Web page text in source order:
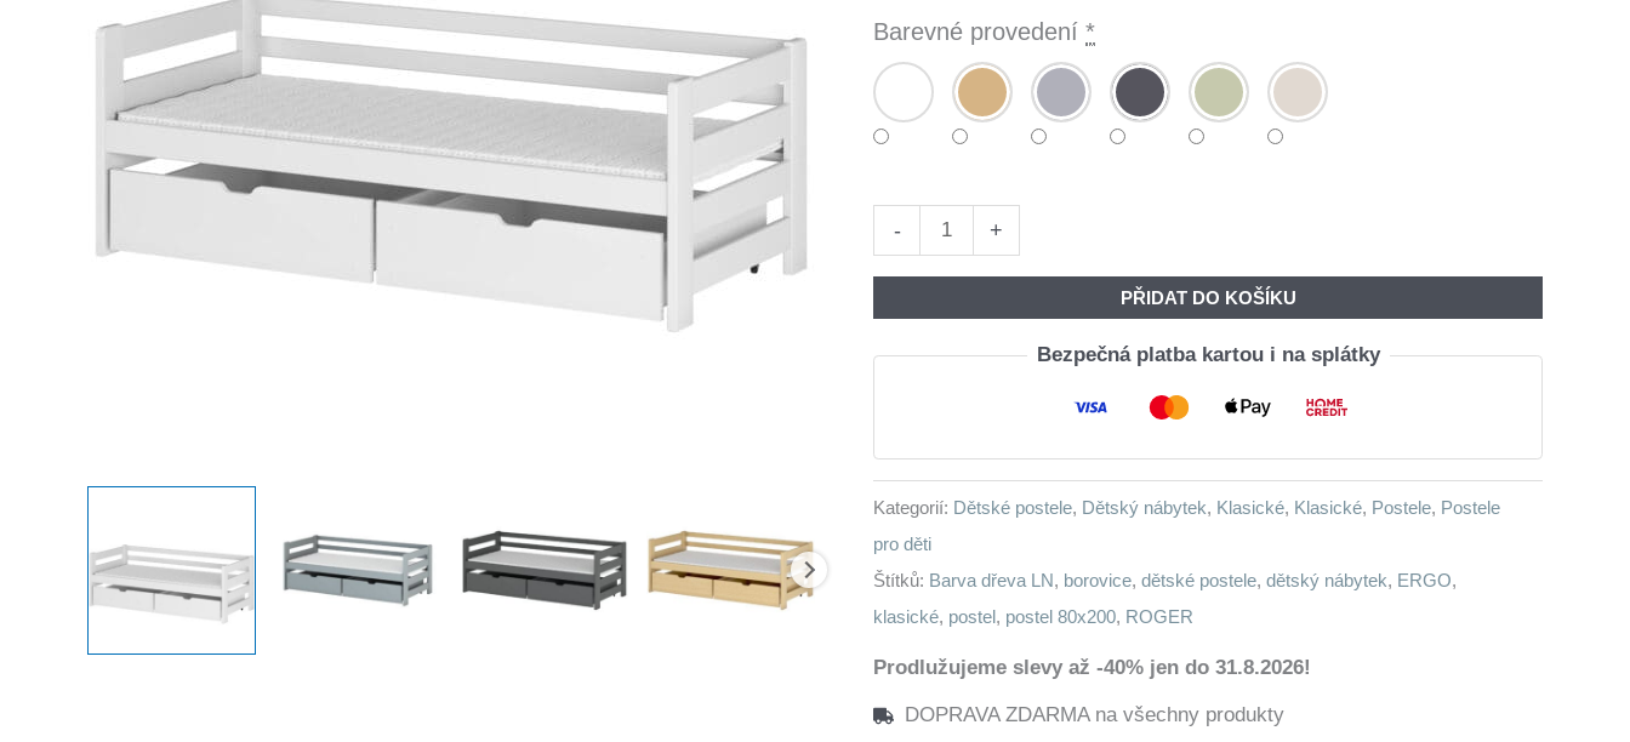
Barevné provedení *
-
Dřevěná
postel
+
PŘIDAT DO KOŠÍKU
Bezpečná platba kartou i na splátky
Kategorií: Dětské postele, Dětský nábytek, Klasické, Klasické, Postele, Postele
pro děti
Štítků: Barva dřeva LN, borovice, dětské postele, dětský nábytek, ERGO,
klasické, postel, postel 80x200, ROGER
Prodlužujeme slevy až -40% jen do 31.8.2026!
DOPRAVA ZDARMA na všechny produkty